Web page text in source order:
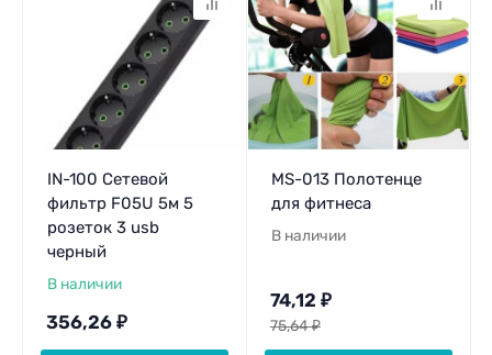
IN-100 Сетевой
фильтр F05U 5м 5
розеток 3 usb
черный
В наличии
356,26 ₽
MS-013 Полотенце
для фитнеса
В наличии
74,12 ₽
75,64₽